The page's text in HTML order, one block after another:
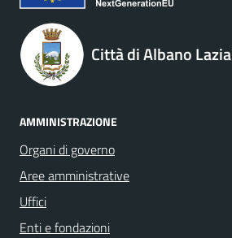
Città di Albano
AMMINISTRAZIONE
Organi di governo
Aree amministrative
Uffici
Enti e fondazioni